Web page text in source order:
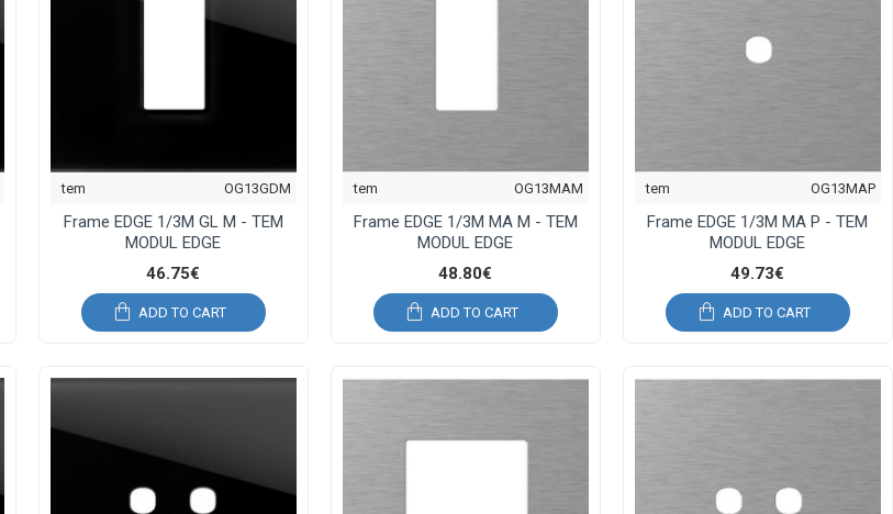
tem OG13GDM
Frame EDGE 1/3M GL M - TEM
MODUL EDGE
46.75€
ADD TO CART
tem OG13MAM
Frame EDGE 1/3M MA M - TEM
MODUL EDGE
48.80€
ADD TO CART
tem OG13MAP
Frame EDGE 1/3M MA P - TEM
MODUL EDGE
49.73€
ADD TO CART